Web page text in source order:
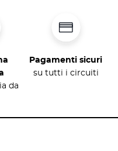
da
Pagamenti sicuri
su tutti i circuiti